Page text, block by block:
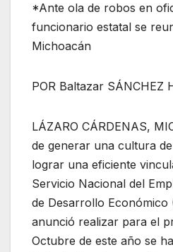
*Ante ola de robos en
funcionario estatal se
Michoacán
POR Baltazar SÁNCHEZ
LÁZARO CÁRDENAS,
de generar una cultura
lograr una eficiente
Servicio Nacional del
de Desarrollo Económico
anunció realizar para el
Octubre de este año se